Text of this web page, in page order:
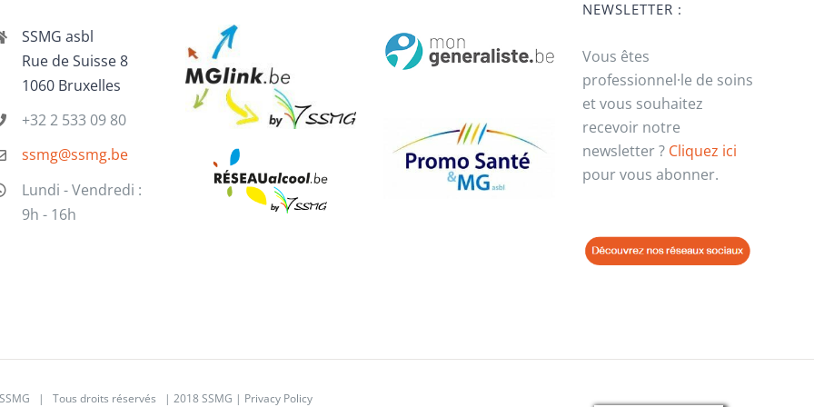
SSMG asbl
Rue de Suisse 8
1060 Bruxelles
+32 2 533 09 80
ssmg@ssmg.be
Lundi - Vendredi :
9h - 16h
NEWSLETTER :
Vous êtes
professionnel·le de soins
et vous souhaitez
recevoir notre
newsletter ? Cliquez ici
pour vous abonner.
| Tous droits réservés | 2018 SSMG | Privacy Policy